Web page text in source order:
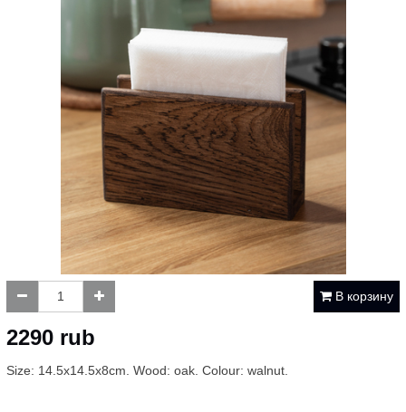
В корзину
2290 rub
Size: 14.5x14.5x8cm. Wood: oak. Colour: walnut.